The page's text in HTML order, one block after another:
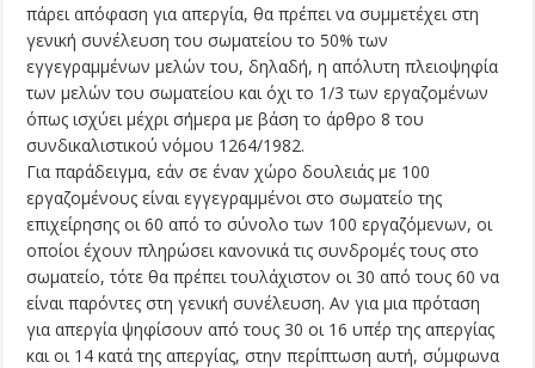
πάρει απόφαση για απεργία, θα πρέπει να συμμετέχει στη
γενική συνέλευση του σωματείου το 50% των
εγγεγραμμένων μελών του, δηλαδή, η απόλυτη πλειοψηφία
των μελών του σωματείου και όχι το 1/3 των εργαζομένων
όπως ισχύει μέχρι σήμερα με βάση το άρθρο 8 του
συνδικαλιστικού νόμου 1264/1982.
Για παράδειγμα, εάν σε έναν χώρο δουλειάς με 100
εργαζομένους είναι εγγεγραμμένοι στο σωματείο της
επιχείρησης οι 60 από το σύνολο των 100 εργαζόμενων, οι
οποίοι έχουν πληρώσει κανονικά τις συνδρομές τους στο
σωματείο, τότε θα πρέπει τουλάχιστον οι 30 από τους 60 να
είναι παρόντες στη γενική συνέλευση. Αν για μια πρόταση
για απεργία ψηφίσουν από τους 30 οι 16 υπέρ της απεργίας
και οι 14 κατά της απεργίας, στην περίπτωση αυτή, σύμφωνα